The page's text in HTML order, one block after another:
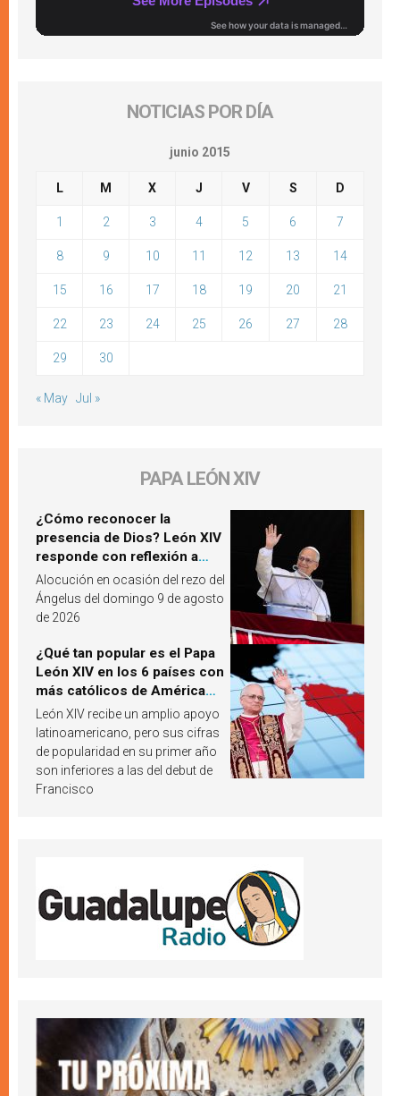
NOTICIAS POR DÍA
junio 2015
L M X J V S D
1 2 3 4 5 6 7
8 9 10 11 12 13 14
15 16 17 18 19 20 21
22 23 24 25 26 27 28
29 30
« May Jul »
PAPA LEÓN XIV
¿Cómo reconocer la
presencia de Dios? León XIV
responde con reflexión a
partir de un pasaje del
Evangelio
Alocución en ocasión del rezo del
Ángelus del domingo 9 de agosto
de 2026
¿Qué tan popular es el Papa
León XIV en los 6 países con
más católicos de América
Latina en 2026? Publican
resultados de investigación
León XIV recibe un amplio apoyo
latinoamericano, pero sus cifras
de popularidad en su primer año
son inferiores a las del debut de
Francisco